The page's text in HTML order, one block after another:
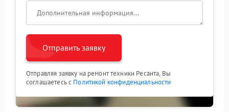
Отправить заявку
Отправляя заявку на ремонт техники Ресанта, Вы
соглашаетесь с Политикой конфиденциальности